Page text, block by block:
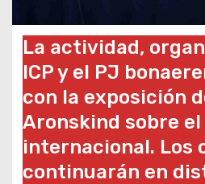
La actividad,
ICP y el PJ
con la exposición
Aronskind sobre
internacional. Los
continuarán en